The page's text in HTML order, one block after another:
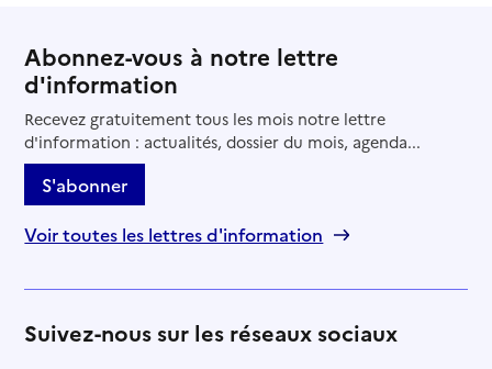
Abonnez-vous à notre lettre
d'information
Recevez gratuitement tous les mois notre lettre
d'information : actualités, dossier du mois, agenda...
S'abonner
Voir toutes les lettres d'information
Suivez-nous sur les réseaux sociaux